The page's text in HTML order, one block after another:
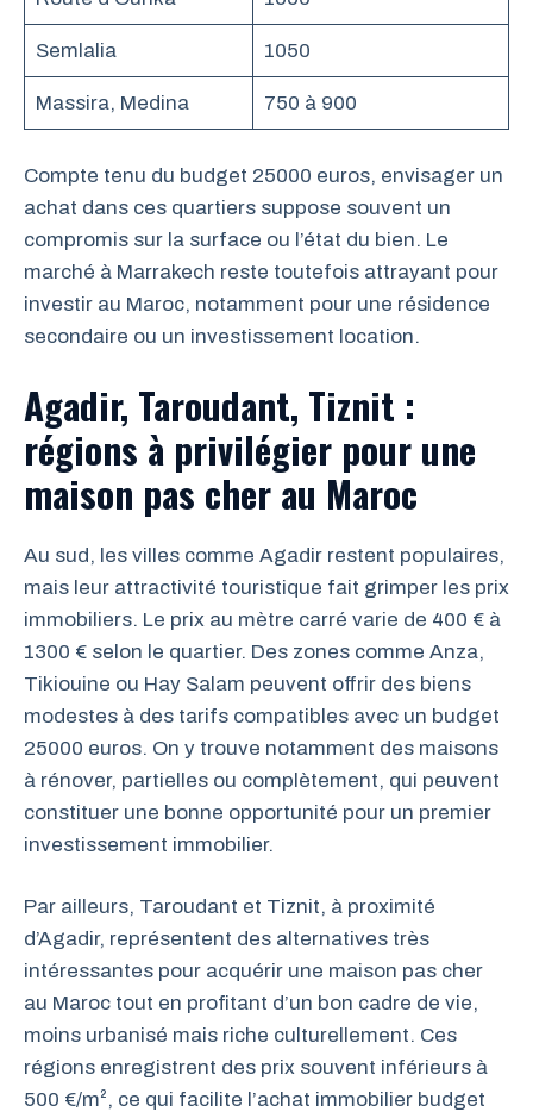
Semlalia 1050
Massira, Medina 750 à 900
Compte tenu du budget 25000 euros, envisager un
achat dans ces quartiers suppose souvent un
compromis sur la surface ou l’état du bien. Le
marché à Marrakech reste toutefois attrayant pour
investir au Maroc, notamment pour une résidence
secondaire ou un investissement location.
Agadir, Taroudant, Tiznit :
régions à privilégier pour une
maison pas cher au Maroc
Au sud, les villes comme Agadir restent populaires,
mais leur attractivité touristique fait grimper les prix
immobiliers. Le prix au mètre carré varie de 400 € à
1300 € selon le quartier. Des zones comme Anza,
Tikiouine ou Hay Salam peuvent offrir des biens
modestes à des tarifs compatibles avec un budget
25000 euros. On y trouve notamment des maisons
à rénover, partielles ou complètement, qui peuvent
constituer une bonne opportunité pour un premier
investissement immobilier.
Par ailleurs, Taroudant et Tiznit, à proximité
d’Agadir, représentent des alternatives très
intéressantes pour acquérir une maison pas cher
au Maroc tout en profitant d’un bon cadre de vie,
moins urbanisé mais riche culturellement. Ces
régions enregistrent des prix souvent inférieurs à
500 €/m², ce qui facilite l’achat immobilier budget